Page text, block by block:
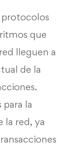
protocolos
que
lleguen a
de la
la
la red, ya